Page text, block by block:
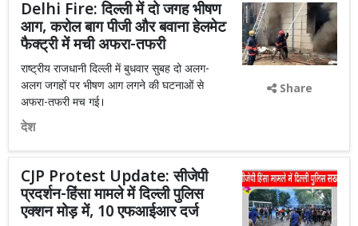
Delhi Fire: दिल्ली में दो जगह भीषण
आग, करोल बाग पीजी और बवाना हेलमेट
फैक्ट्री में मची अफरा-तफरी
राष्ट्रीय राजधानी दिल्ली में बुधवार सुबह दो अलग-
अलग जगहों पर भीषण आग लगने की घटनाओं से
अफरा-तफरी मच गई।
देश
Share
CJP Protest Update: सीजेपी
प्रदर्शन-हिंसा मामले में दिल्ली पुलिस
एक्शन मोड़ में, 10 एफआईआर दर्ज